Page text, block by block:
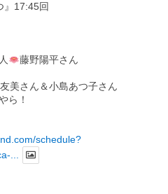
』17:45回
藤野陽平さん
美さん＆小島あつ子さん
ら！
schedule?
...